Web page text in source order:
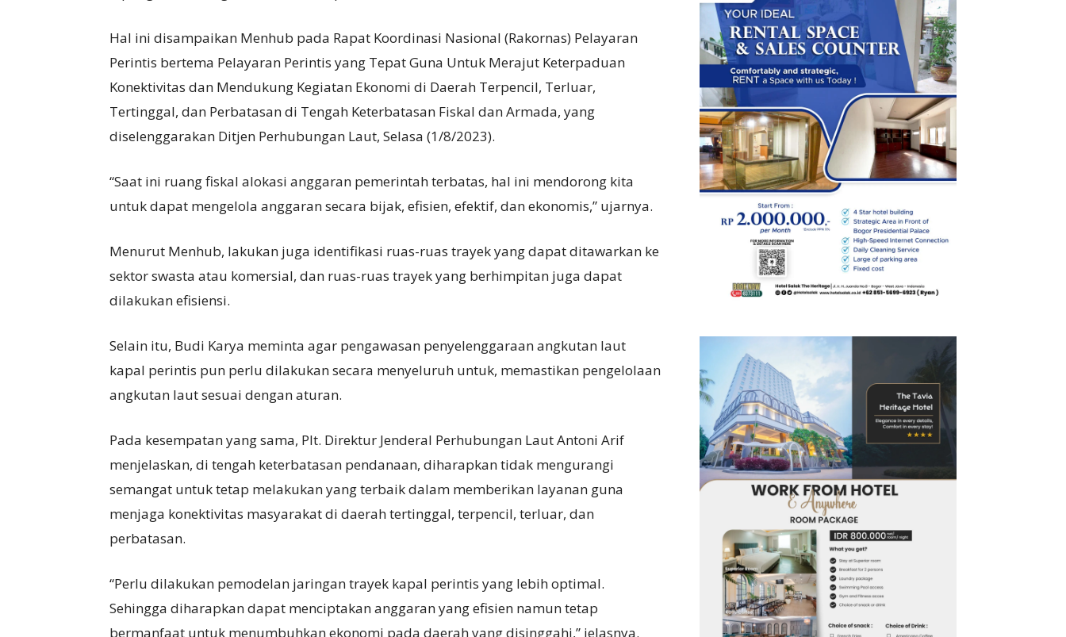
Hal ini disampaikan Menhub pada Rapat Koordinasi Nasional (Rakornas) Pelayaran
Perintis bertema Pelayaran Perintis yang Tepat Guna Untuk Merajut Keterpaduan
Konektivitas dan Mendukung Kegiatan Ekonomi di Daerah Terpencil, Terluar,
Tertinggal, dan Perbatasan di Tengah Keterbatasan Fiskal dan Armada, yang
diselenggarakan Ditjen Perhubungan Laut, Selasa (1/8/2023).
“Saat ini ruang fiskal alokasi anggaran pemerintah terbatas, hal ini mendorong kita
untuk dapat mengelola anggaran secara bijak, efisien, efektif, dan ekonomis,” ujarnya.
Menurut Menhub, lakukan juga identifikasi ruas-ruas trayek yang dapat ditawarkan ke
sektor swasta atau komersial, dan ruas-ruas trayek yang berhimpitan juga dapat
dilakukan efisiensi.
Selain itu, Budi Karya meminta agar pengawasan penyelenggaraan angkutan laut
kapal perintis pun perlu dilakukan secara menyeluruh untuk, memastikan pengelolaan
angkutan laut sesuai dengan aturan.
Pada kesempatan yang sama, Plt. Direktur Jenderal Perhubungan Laut Antoni Arif
menjelaskan, di tengah keterbatasan pendanaan, diharapkan tidak mengurangi
semangat untuk tetap melakukan yang terbaik dalam memberikan layanan guna
menjaga konektivitas masyarakat di daerah tertinggal, terpencil, terluar, dan
perbatasan.
“Perlu dilakukan pemodelan jaringan trayek kapal perintis yang lebih optimal.
Sehingga diharapkan dapat menciptakan anggaran yang efisien namun tetap
bermanfaat untuk menumbuhkan ekonomi pada daerah yang disinggahi,” jelasnya.